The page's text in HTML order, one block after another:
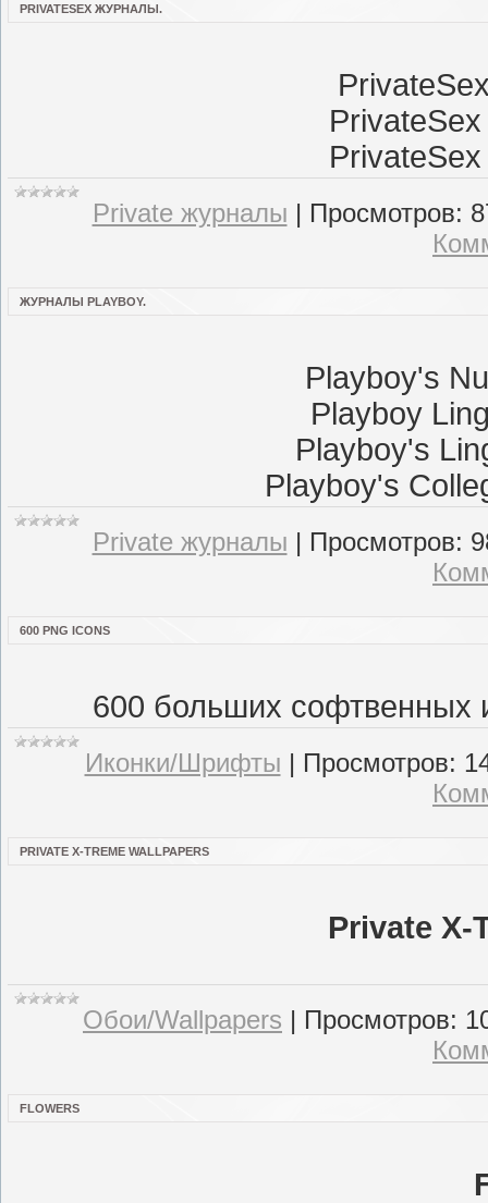
PRIVATESEX ЖУРНАЛЫ.
Private журналы | Просмотров:
ЖУРНАЛЫ PLAYBOY.
Playboy's
Playboy
Playboy's
Playboy's
Private журналы | Просмотров:
600 PNG ICONS
600 больших софтвенных
Иконки/Шрифты | Просмотров:
PRIVATE X-TREME WALLPAPERS
Private X-
Обои/Wallpapers | Просмотров:
FLOWERS